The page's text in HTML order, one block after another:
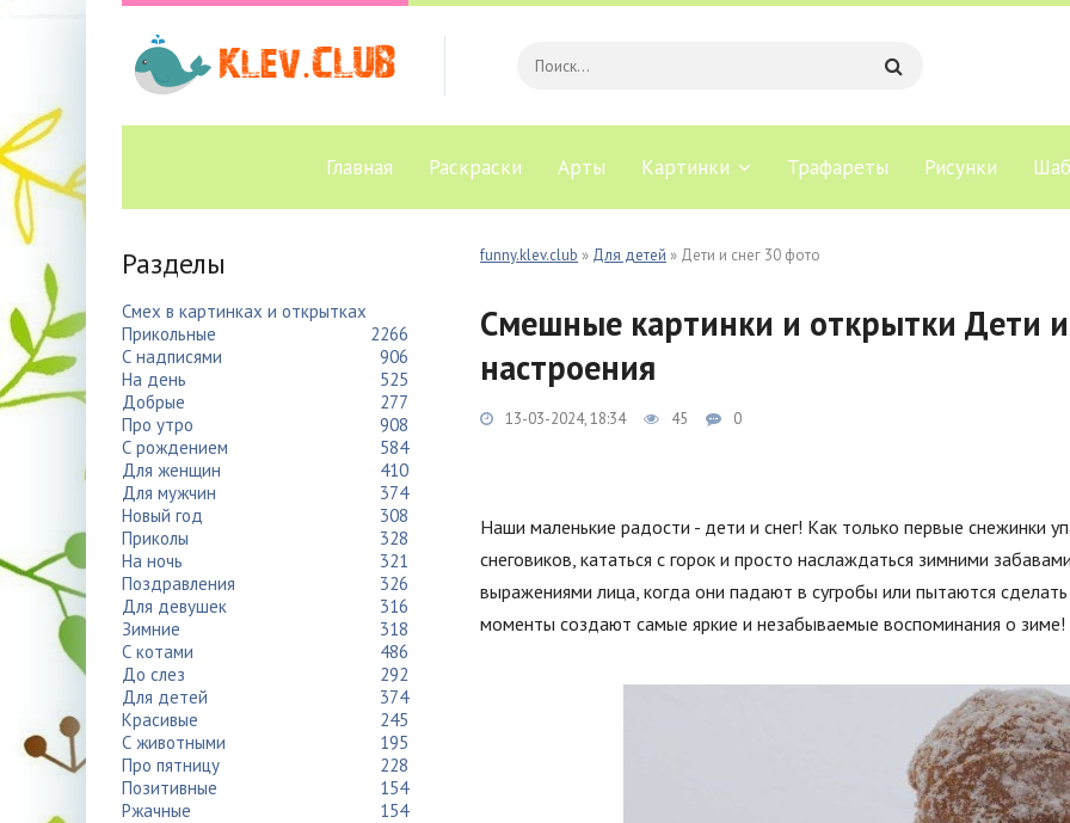
Главная Раскраски Арты Картинки Трафареты Рисунки
funny.klev.club » Для детей » Дети и снег 30 фото
Смешные картинки и открытки Дети и
настроения
13-03-2024, 18:34 45 0
Наши маленькие радости - дети и снег! Как только первые снежинки
снеговиков, кататься с горок и просто наслаждаться зимними
выражениями лица, когда они падают в сугробы или пытаются
моменты создают самые яркие и незабываемые воспоминания о зиме!
Разделы
Смех в картинках и открытках
Прикольные
2266
С надписями
906
На день
525
Добрые
277
Про утро
908
С рождением
584
Для женщин
410
Для мужчин
374
Новый год
308
Приколы
328
На ночь
321
Поздравления
326
Для девушек
316
Зимние
318
С котами
486
До слез
292
Для детей
374
Красивые
245
С животными
195
Про пятницу
228
Позитивные
154
Ржачные
154